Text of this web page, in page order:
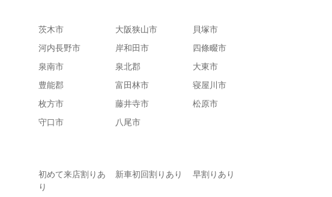
茨木市 大阪狭山市
貝塚市
河内長野市 岸和田市
四條畷市
泉南市 泉北郡
大東市
豊能郡 富田林市
寝屋川市
枚方市 藤井寺市
松原市
守口市 八尾市
初めて来店割りあ
り
新車初回割りあり 早割りあり